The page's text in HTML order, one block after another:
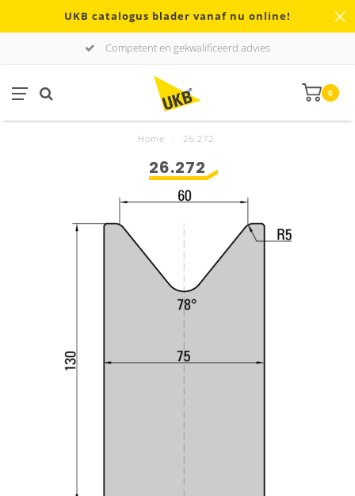
UKB catalogus blader vanaf nu online!
Competent en gekwalificeerd advies
0
Home 26.272
26.272